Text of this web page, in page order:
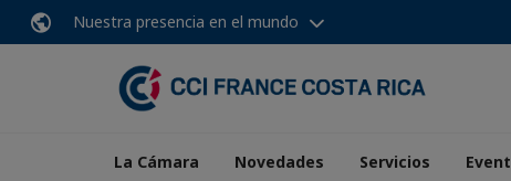
Nuestra presencia en el mundo
La Cámara Novedades Servicios